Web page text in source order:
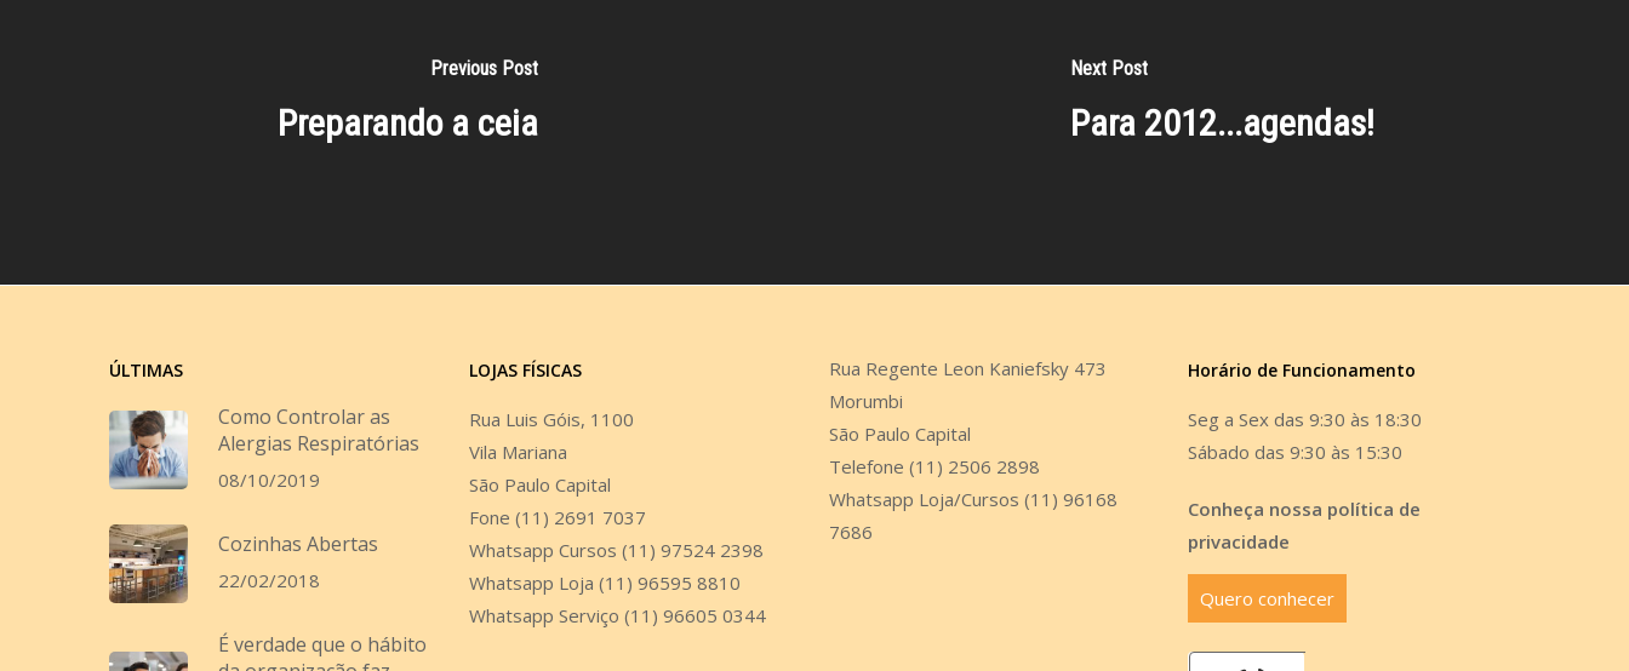
Previous Post
Preparando a ceia
Next Post
Para 2012...agendas!
ÚLTIMAS
Como Controlar as
Alergias Respiratórias
08/10/2019
Cozinhas Abertas
22/02/2018
É verdade que o hábito
LOJAS FÍSICAS
Rua Luis Góis, 1100
Vila Mariana
São Paulo Capital
Fone (11) 2691 7037
Whatsapp Cursos (11) 97524 2398
Whatsapp Loja (11) 96595 8810
Whatsapp Serviço (11) 96605 0344
Rua Regente Leon Kaniefsky 473
Morumbi
São Paulo Capital
Telefone (11) 2506 2898
Whatsapp Loja/Cursos (11) 96168
7686
Horário de Funcionamento
Seg a Sex das 9:30 às 18:30
Sábado das 9:30 às 15:30
Conheça nossa política de
privacidade
Quero conhecer